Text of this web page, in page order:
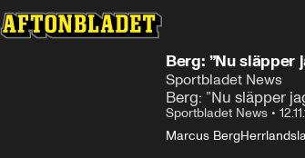
Berg: ”Nu släpper
Sportbladet News
Berg: ”Nu släpper
Sportbladet News •
Marcus Berg